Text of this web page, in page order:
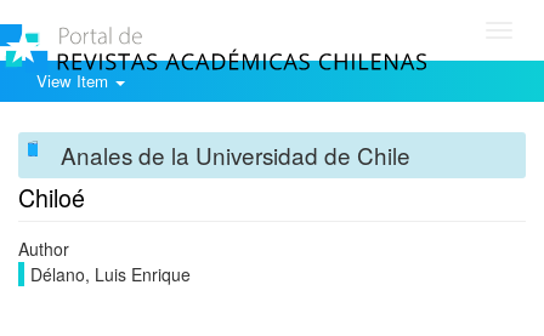
View Item
Anales de la Universidad de Chile
Chiloé
Author
Délano, Luis Enrique